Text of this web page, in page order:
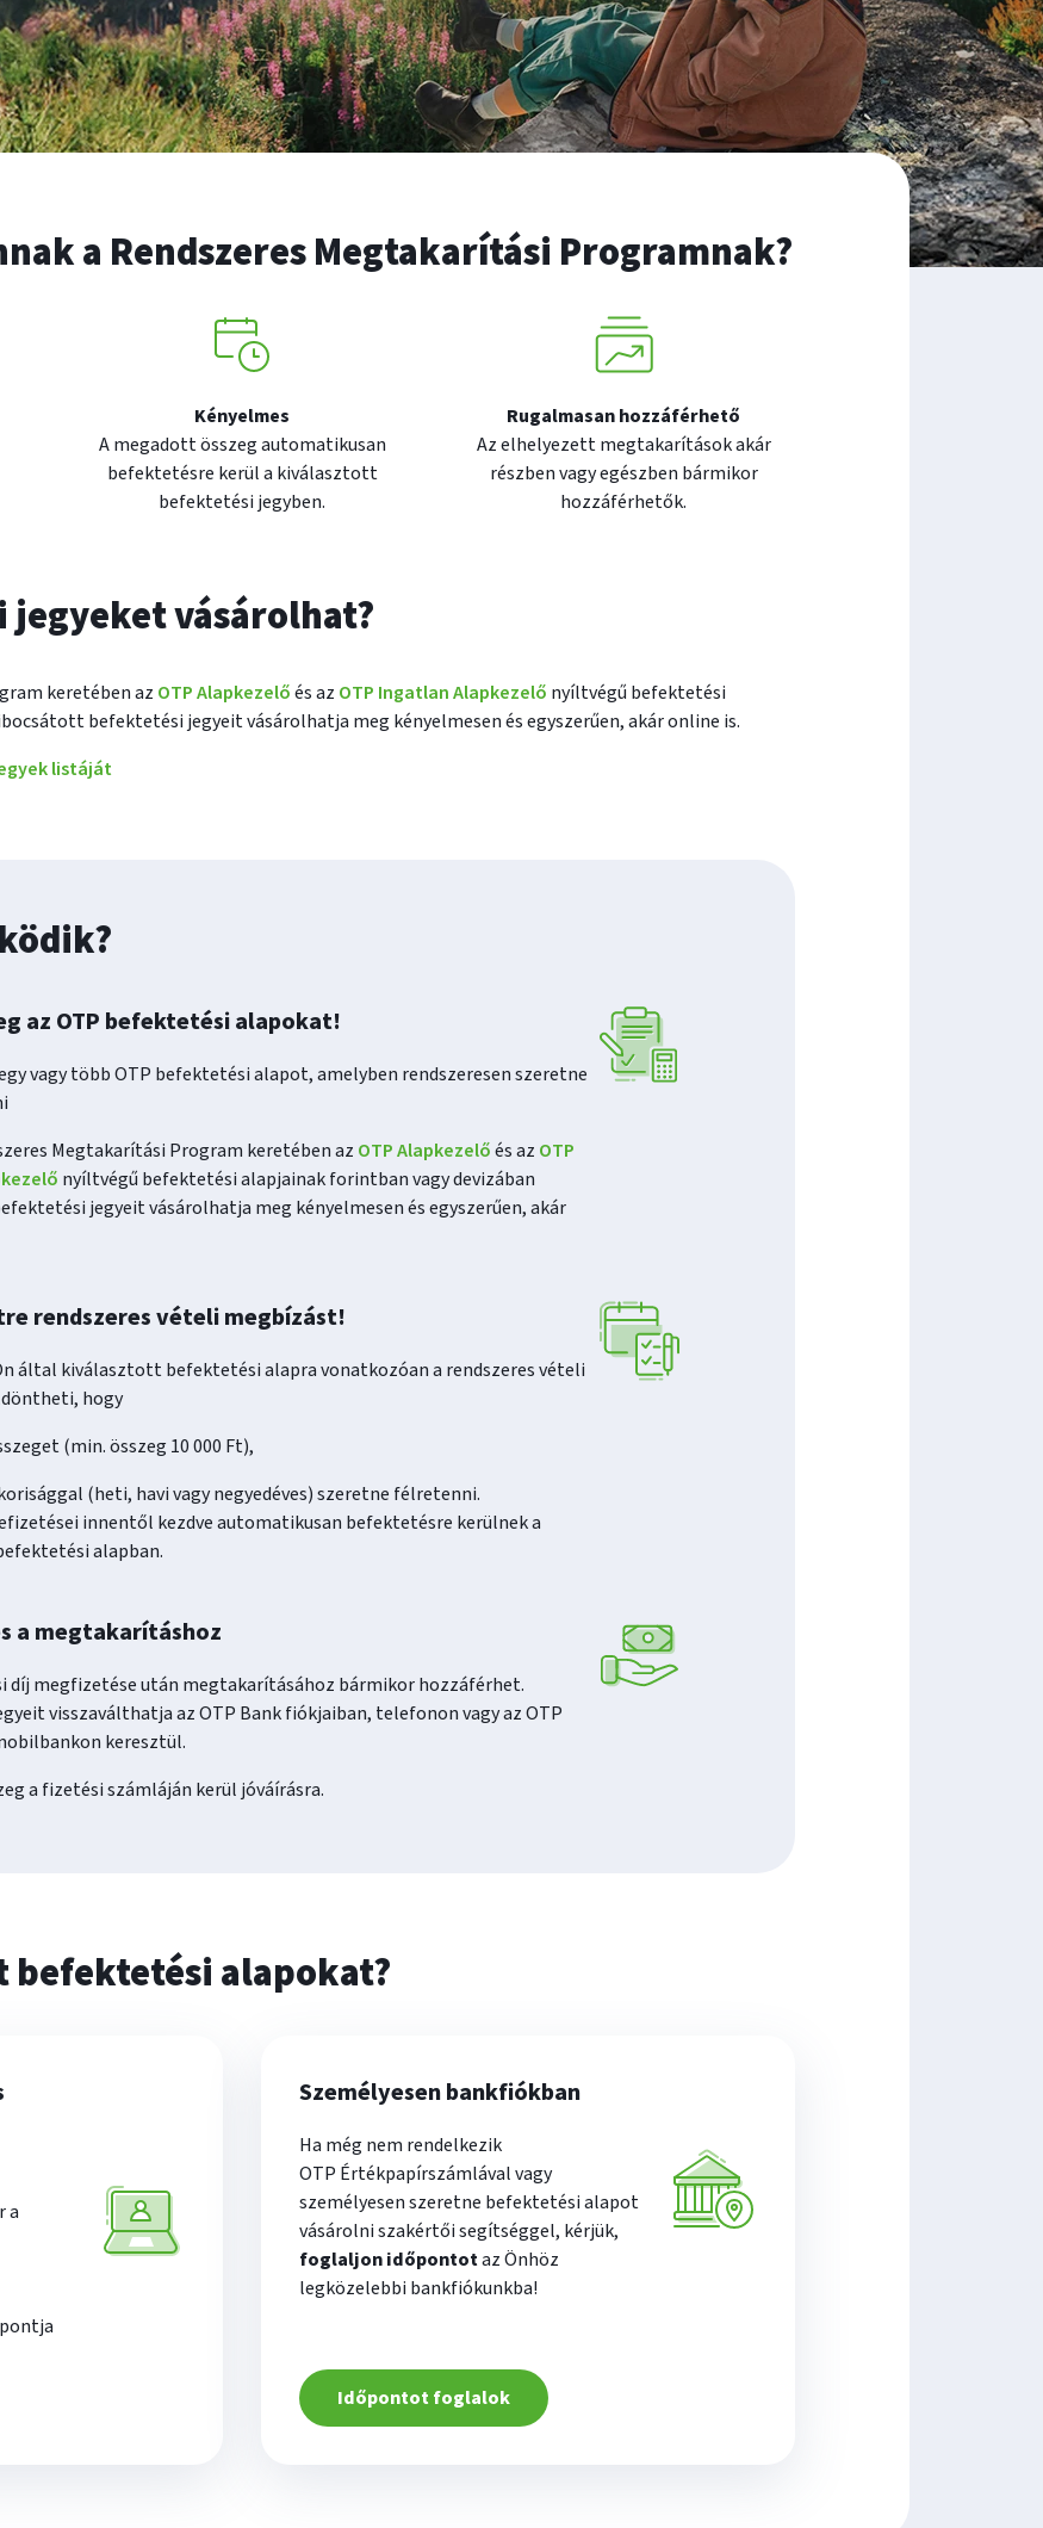
a Rendszeres Megtakarítási Programnak?
Kényelmes
A megadott összeg automatikusan
befektetésre kerül a kiválasztott
befektetési jegyben.
Rugalmasan hozzáférhető
Az elhelyezett megtakarítások akár
részben vagy egészben bármikor
hozzáférhetők.
vásárolhat?
keretében az OTP Alapkezelőés az OTP Ingatlan Alapkezelő nyíltvégű befektetési
befektetési jegyeit vásárolhatja meg kényelmesen és egyszerűen, akár online is.
listáját
az OTP befektetési alapokat!
vagy több OTP befektetési alapot, amelyben rendszeresen szeretne
Megtakarítási Program keretében az OTP Alapkezelőés az OTP
nyíltvégű befektetési alapjainak forintban vagy devizában
jegyeit vásárolhatja meg kényelmesen és egyszerűen, akár
rendszeres vételi megbízást!
által kiválasztott befektetési alapra vonatkozóan a rendszeres vételi
hogy
(min. összeg 10 000 Ft),
(heti, havi vagy negyedéves) szeretne félretenni.
innentől kezdve automatikusan befektetésre kerülnek a
alapban.
a megtakarításhoz
díj megfizetése után megtakarításához bármikor hozzáférhet.
visszaválthatja az OTP Bank fiókjaiban, telefonon vagy az OTP
keresztül.
a fizetési számláján kerül jóváírásra.
befektetési alapokat?
a
Személyesen bankfiókban
Ha még nem rendelkezik
OTP Értékpapírszámlával vagy
személyesen szeretne befektetési alapot
vásárolni szakértői segítséggel, kérjük,
foglaljon időpontotaz Önhöz
legközelebbi bankfiókunkba!
Időpontot foglalok